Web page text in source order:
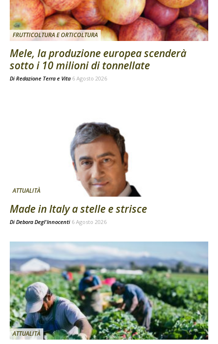
FRUTTICOLTURA E ORTICOLTURA
Mele, la produzione europea scenderà
sotto i 10 milioni di tonnellate
Di Redazione Terra e Vita 6 Agosto 2026
ATTUALITÀ
Made in Italy a stelle e strisce
Di Debora Degl'Innocenti 6 Agosto 2026
ATTUALITÀ